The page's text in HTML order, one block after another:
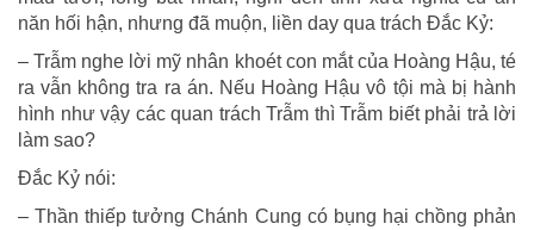
năn hối hận, nhưng đã muộn, liền day qua trách Ðắc Kỷ:
– Trẫm nghe lời mỹ nhân khoét con mắt của Hoàng Hậu, té
ra vẫn không tra ra án. Nếu Hoàng Hậu vô tội mà bị hành
hình như vậy các quan trách Trẫm thì Trẫm biết phải trả lời
làm sao?
Ðắc Kỷ nói:
– Thần thiếp tưởng Chánh Cung có bụng hại chồng phản